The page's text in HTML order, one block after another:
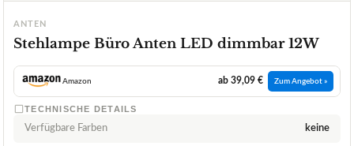
ANTEN
Stehlampe Büro Anten LED dimmbar 12W
Amazon ab 39,09 € Zum Angebot »
TECHNISCHE DETAILS
Verfügbare Farben keine